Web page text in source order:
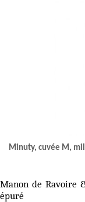
Minuty, cuvée M,
Manon de Ravoire
épuré